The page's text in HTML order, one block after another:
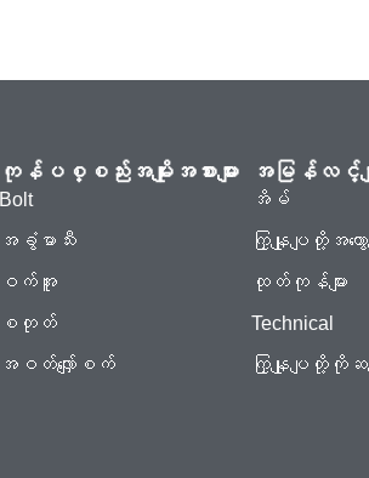
ကုန်ပစ္စည်းအမျိုးအစားများ
Bolt
အခွံမာသီး
ဝက်အူ
စတုတ်
အဝတ်လျှော်စက်
အမြန်လင့်မျ
အိမ်
ကြှနျုပျတို့အကွော
ထုတ်ကုန်များ
Technical
ကြှနျုပျတို့ကို